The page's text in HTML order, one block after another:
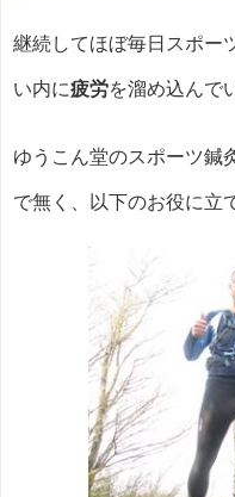
継続してほぼ毎日スポー
い内に疲労を溜め込んで
ゆうこん堂のスポーツ鍼
で無く、以下のお役に立